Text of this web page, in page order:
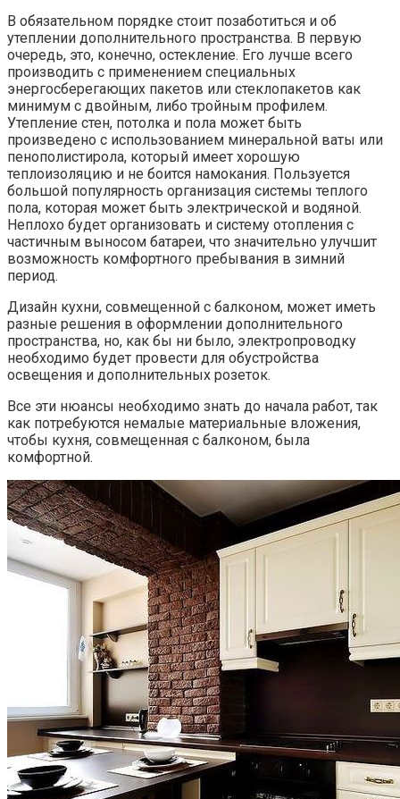
В обязательном порядке стоит позаботиться и об
утеплении дополнительного пространства. В первую
очередь, это, конечно, остекление. Его лучше всего
производить с применением специальных
энергосберегающих пакетов или стеклопакетов как
минимум с двойным, либо тройным профилем.
Утепление стен, потолка и пола может быть
произведено с использованием минеральной ваты или
пенополистирола, который имеет хорошую
теплоизоляцию и не боится намокания. Пользуется
большой популярность организация системы теплого
пола, которая может быть электрической и водяной.
Неплохо будет организовать и систему отопления с
частичным выносом батареи, что значительно улучшит
возможность комфортного пребывания в зимний
период.
Дизайн кухни, совмещенной с балконом, может иметь
разные решения в оформлении дополнительного
пространства, но, как бы ни было, электропроводку
необходимо будет провести для обустройства
освещения и дополнительных розеток.
Все эти нюансы необходимо знать до начала работ, так
как потребуются немалые материальные вложения,
чтобы кухня, совмещенная с балконом, была
комфортной.